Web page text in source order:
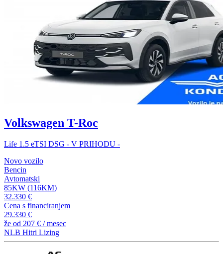
Volkswagen T-Roc
Life 1.5 eTSI DSG - V PRIHODU -
Novo vozilo
Bencin
Avtomatski
85KW (116KM)
32.330 €
Cena s financiranjem
29.330 €
že od 207 € / mesec
NLB Hitri Lizing